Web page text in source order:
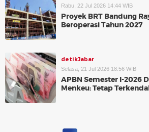
Rabu, 22 Jul 2026 14:44 WIB
Proyek BRT Bandung
Beroperasi Tahun 2027
detikJabar
Selasa, 21 Jul 2026 18:56 WIB
APBN Semester I-2026
Menkeu: Tetap